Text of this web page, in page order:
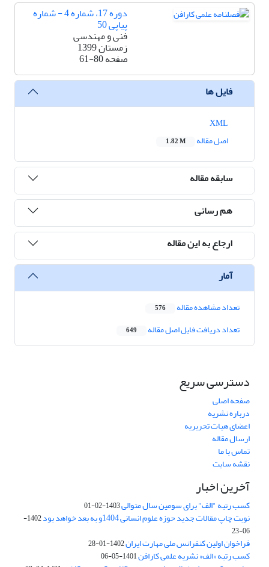
دوره 17، شماره 4 - شماره
پیاپی 50
فنی و مهندسی
زمستان 1399
صفحه61-80
فایل ها
اصل مقاله
1.82 M
سابقه مقاله
هم رسانی
ارجاع به این مقاله
آمار
تعداد مشاهده مقاله 576
تعداد دریافت فایل اصل مقاله 649
دسترسی سریع
صفحه اصلی
درباره نشریه
اعضای هیات تحریریه
ارسال مقاله
تماس با ما
نقشه سایت
آخرین اخبار
کسب رتبه "الف" برای سومین سال متوالی1403-02-01
نوبت چاپ مقالات جدید حوزه علوم انسانی 1404و به بعد خواهد بود
1402-
06-23
فراخوان اولین کنفرانس ملی مهارت ایران1402-01-28
کسب رتبه «الف» نشریه علمی کارافن1401-05-06